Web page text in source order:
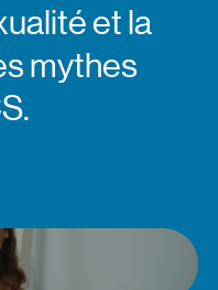
et la
mythes